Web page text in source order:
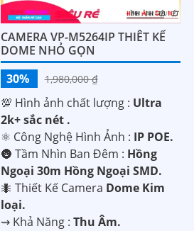
CAMERA VP-M5264IP THIÊT KẾ
DOME NHỎ GỌN
30%
1,980,000 ₫
💯 Hình ảnh chất lượng : Ultra
2k+ sắc nét .
⚛️ Công Nghệ Hình Ảnh : IP POE.
🌚 Tầm Nhìn Ban Đêm : Hồng
Ngoại 30m Hồng Ngoại SMD.
🐜 Thiết Kế Camera Dome Kim
loại.
️⇝ Khả Năng : Thu Âm.